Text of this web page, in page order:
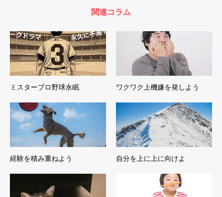
関連コラム
ミスタープロ野球永眠 ワクワク上機嫌を発しよう
経験を積み重ねよう 自分を上に上に向けよ